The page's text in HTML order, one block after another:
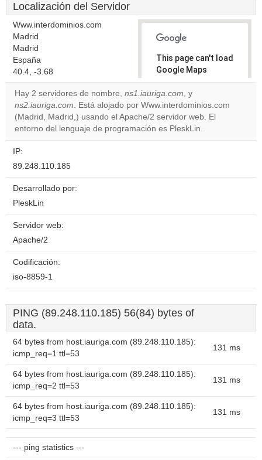
Localización del Servidor
Www.interdominios.com
Madrid
Madrid
España
40.4, -3.68
This page can't load
Google Maps
correctly.
Do you
own this
website?
Hay 2 servidores de nombre, ns1.iauriga.com, y
ns2.iauriga.com. Está alojado por Www.interdominios.com
(Madrid, Madrid,) usando el Apache/2 servidor web. El
entorno del lenguaje de programación es PleskLin.
IP:
89.248.110.185
Desarrollado por:
PleskLin
Servidor web:
Apache/2
Codificación:
iso-8859-1
PING (89.248.110.185) 56(84) bytes of
data.
64 bytes from host.iauriga.com (89.248.110.185):
icmp_req=1 ttl=53
131 ms
64 bytes from host.iauriga.com (89.248.110.185):
icmp_req=2 ttl=53
131 ms
64 bytes from host.iauriga.com (89.248.110.185):
icmp_req=3 ttl=53
131 ms
--- ping statistics ---